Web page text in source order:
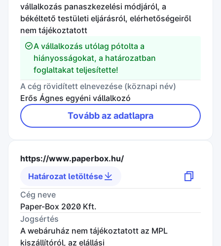
vállalkozás panaszkezelési módjáról, a
békéltető testületi eljárásról, elérhetőségeiről
nem tájékoztatott
A vállalkozás utólag pótolta a
hiányosságokat, a határozatban
foglaltakat teljesítette!
A cég rövidített elnevezése (köznapi név)
Erős Ágnes egyéni vállalkozó
Tovább az adatlapra
https://www.paperbox.hu/
Határozat letöltése
Cég neve
Paper-Box 2020 Kft.
Jogsértés
A webáruház nem tájékoztatott az MPL
kiszállítóról, az elállási